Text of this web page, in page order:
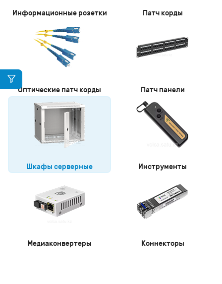
Информационные розетки Патч корды
Оптические патч корды Патч панели
Шкафы серверные Инструменты
Медиаконвертеры Коннекторы